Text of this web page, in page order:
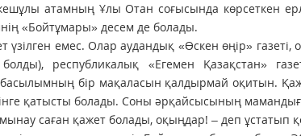
атамның Ұлы Отан соғысында көрсеткен
«Бойтұмары» десем де болады.
үзілген емес. Олар аудандық «Өскен өңір»
республикалық «Егемен Қазақстан»
басылымның бір мақаласын қалдырмай оқитын.
қатысты болады. Соны әрқайсысының
саған қажет болады, оқыңдар! – деп ұстатып